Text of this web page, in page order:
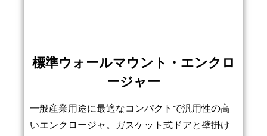
標準ウォールマウント・エンクロ
ージャー
一般産業用途に最適なコンパクトで汎用性の高
いエンクロージャ。ガスケット式ドアと壁掛け